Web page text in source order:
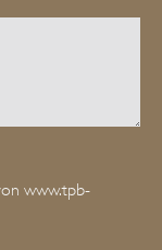
www.tpb-